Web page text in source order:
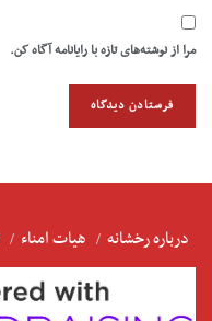
مرا از نوشته‌های تازه با رایانامه آگاه کن.
درباره رخشانه هیات امناء